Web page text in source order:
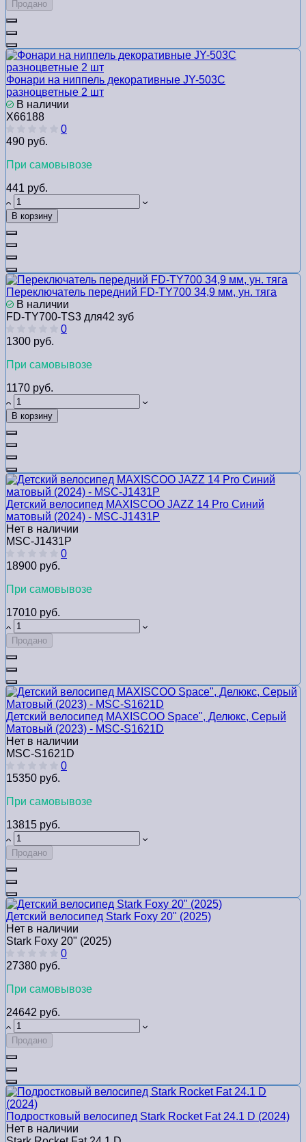
Продано
Фонари на ниппель декоративные JY-503C
разноцветные 2 шт
В наличии
Х66188
0
490 руб.
При самовывозе
441 руб.
В корзину
Переключатель передний FD-TY700 34,9 мм, ун. тяга
В наличии
FD-TY700-TS3 для42 зуб
0
1300 руб.
При самовывозе
1170 руб.
В корзину
Детский велосипед MAXISCOO JAZZ 14 Pro Синий
матовый (2024) - MSC-J1431P
Нет в наличии
MSC-J1431P
0
18900 руб.
При самовывозе
17010 руб.
Продано
Детский велосипед MAXISCOO Space", Делюкс, Серый
Матовый (2023) - MSC-S1621D
Нет в наличии
MSC-S1621D
0
15350 руб.
При самовывозе
13815 руб.
Продано
Детский велосипед Stark Foxy 20" (2025)
Нет в наличии
Stark Foxy 20" (2025)
0
27380 руб.
При самовывозе
24642 руб.
Продано
Подростковый велосипед Stark Rocket Fat 24.1 D (2024)
Нет в наличии